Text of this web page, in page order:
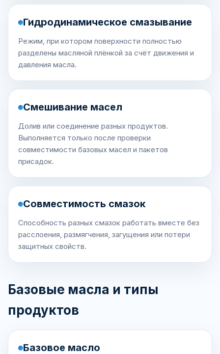
Гидродинамическое смазывание
Режим, при котором поверхности полностью
разделены масляной плёнкой за счёт движения и
давления масла.
Смешивание масел
Долив или соединение разных продуктов.
Выполняется только после проверки
совместимости базовых масел и пакетов
присадок.
Совместимость смазок
Способность разных смазок работать вместе без
расслоения, размягчения, загущения или потери
защитных свойств.
Базовые масла и типы
продуктов
Базовое масло